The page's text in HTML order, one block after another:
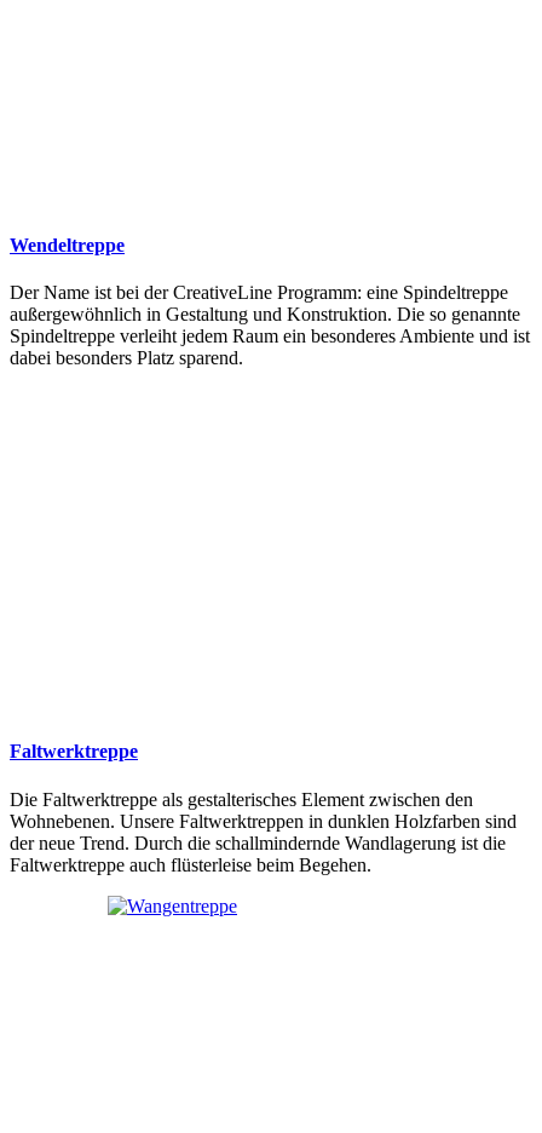
Wendeltreppe
Der Name ist bei der CreativeLine Programm: eine Spindeltreppe
außergewöhnlich in Gestaltung und Konstruktion. Die so genannte
Spindeltreppe verleiht jedem Raum ein besonderes Ambiente und ist
dabei besonders Platz sparend.
Faltwerktreppe
Die Faltwerktreppe als gestalterisches Element zwischen den
Wohnebenen. Unsere Faltwerktreppen in dunklen Holzfarben sind
der neue Trend. Durch die schallmindernde Wandlagerung ist die
Faltwerktreppe auch flüsterleise beim Begehen.